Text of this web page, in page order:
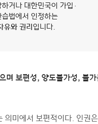
거나 대한민국이 가입·
법에서 인정하는
유와 권리입니다.
며 보편성, 양도불가성, 불
의미에서 보편적이다. 인권